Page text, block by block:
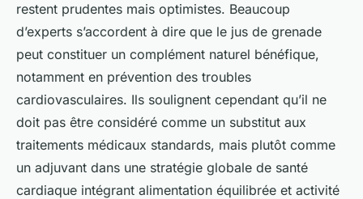
restent prudentes mais optimistes. Beaucoup
d’experts s’accordent à dire que le jus de grenade
peut constituer un complément naturel bénéfique,
notamment en prévention des troubles
cardiovasculaires. Ils soulignent cependant qu’il ne
doit pas être considéré comme un substitut aux
traitements médicaux standards, mais plutôt comme
un adjuvant dans une stratégie globale de santé
cardiaque intégrant alimentation équilibrée et activité